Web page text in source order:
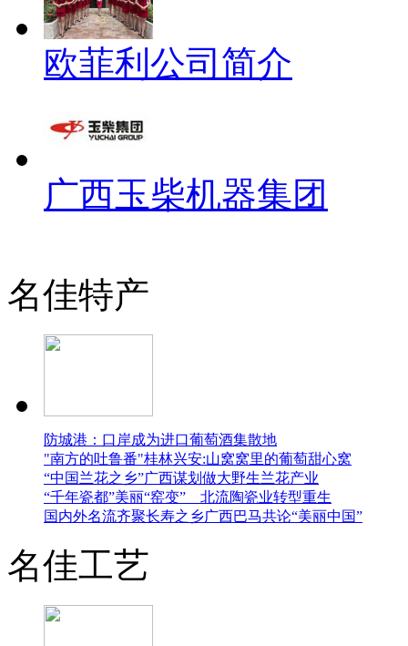
欧菲利公司简介
广西玉柴机器集团
名佳特产
防城港：口岸成为进口葡萄酒集散地
"南方的吐鲁番"桂林兴安:山窝窝里的葡萄甜心窝
“中国兰花之乡”广西谋划做大野生兰花产业
“千年瓷都”美丽“窑变” 北流陶瓷业转型重生
国内外名流齐聚长寿之乡广西巴马共论“美丽中国”
名佳工艺